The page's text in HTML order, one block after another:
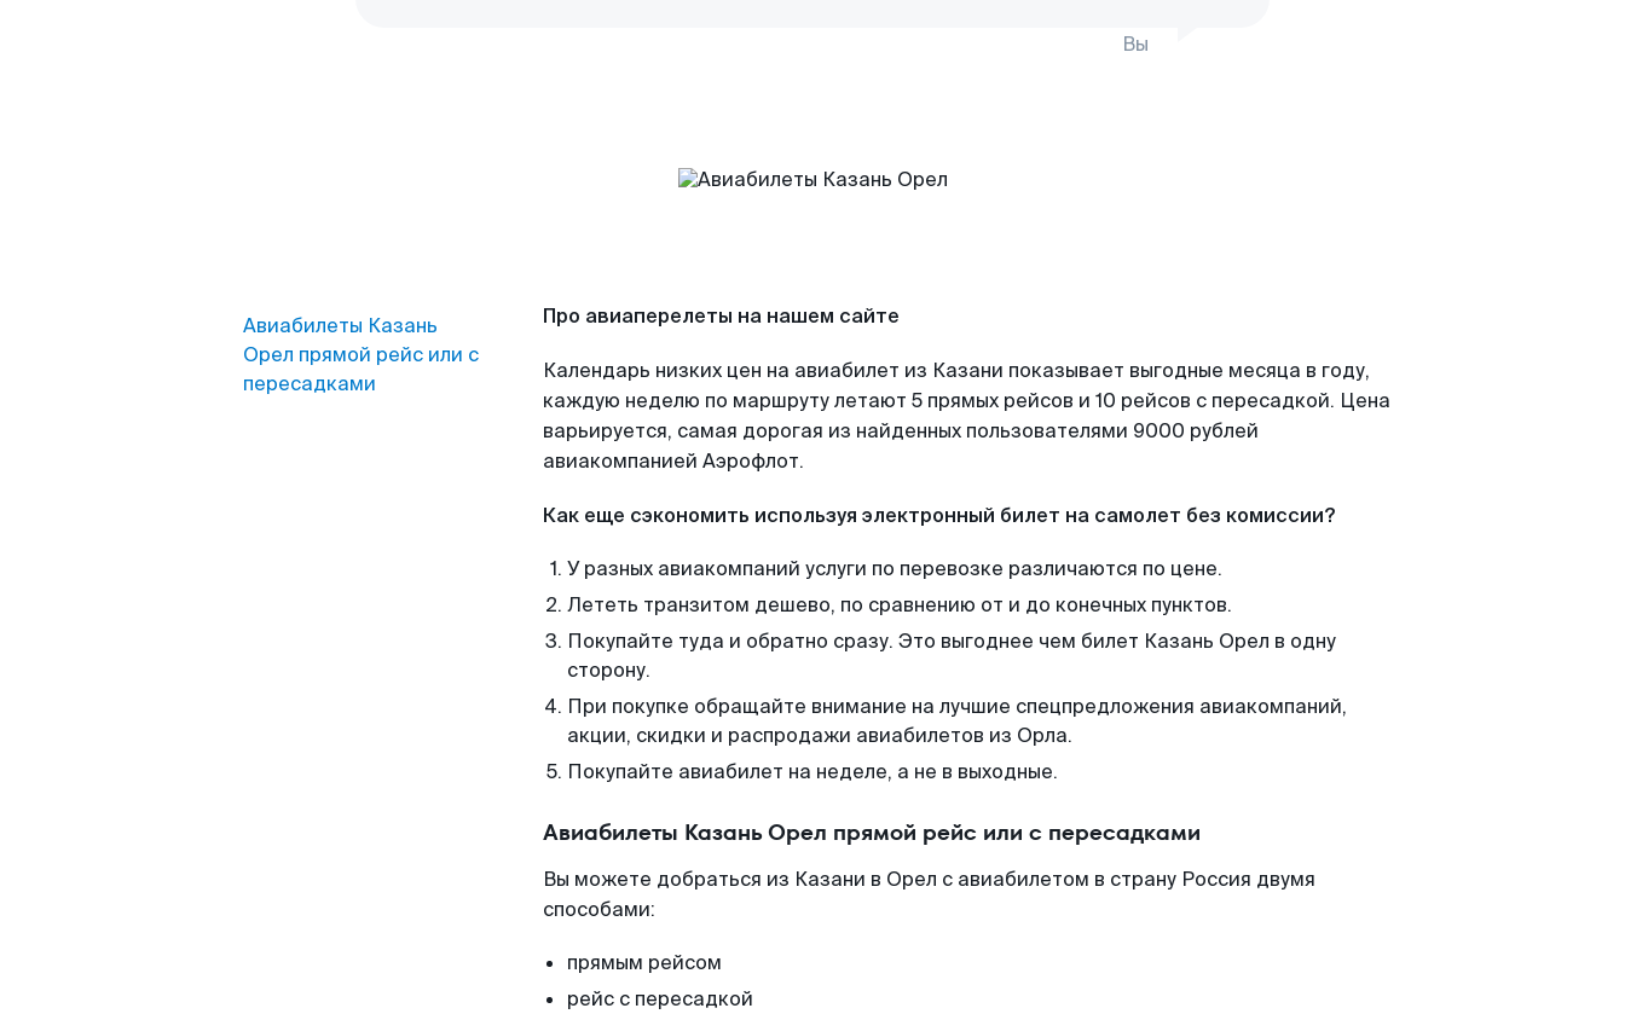
Вы
Авиабилеты Казань
Орел прямой рейс или с
пересадками
Про авиаперелеты на нашем сайте
Календарь низких цен на авиабилет из Казани показывает выгодные месяца в году,
каждую неделю по маршруту летают 5 прямых рейсов и 10 рейсов с пересадкой. Цена
варьируется, самая дорогая из найденных пользователями 9000 рублей
авиакомпанией Аэрофлот.
Как еще сэкономить используя электронный билет на самолет без комиссии?
У разных авиакомпаний услуги по перевозке различаются по цене.
Лететь транзитом дешево, по сравнению от и до конечных пунктов.
Покупайте туда и обратно сразу. Это выгоднее чем билет Казань Орел в одну
сторону.
При покупке обращайте внимание на лучшие спецпредложения авиакомпаний,
акции, скидки и распродажи авиабилетов из Орла.
Покупайте авиабилет на неделе, а не в выходные.
Авиабилеты Казань Орел прямой рейс или с пересадками
Вы можете добраться из Казани в Орел с авиабилетом в страну Россия двумя
способами:
прямым рейсом
рейс с пересадкой